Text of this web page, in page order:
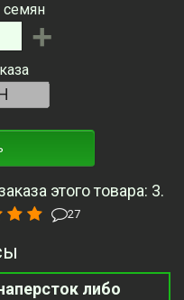
семян
+
этого товара: 3.
27
либо